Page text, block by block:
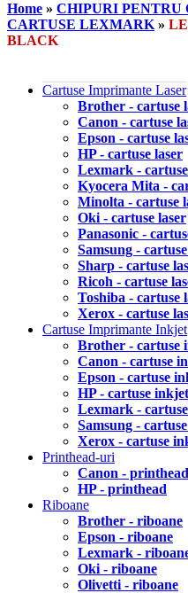
Home » CHIPURI PENTRU
CARTUSE LEXMARK »
BLACK
Cartuse Imprimante Laser
Brother - cartuse
Canon - cartuse
Epson - cartuse
HP - cartuse laser
Lexmark -
Kyocera Mita -
Minolta - cartuse
Oki - cartuse laser
Panasonic -
Samsung -
Sharp - cartuse
Ricoh - cartuse
Toshiba - cartuse
Xerox - cartuse
Cartuse Imprimante Inkjet
Brother - cartuse
Canon - cartuse
Epson - cartuse
HP - cartuse inkjet
Lexmark -
Samsung -
Xerox - cartuse
Printhead-uri
Canon - printhead
HP - printhead
Riboane
Brother - riboane
Epson - riboane
Lexmark -
Oki - riboane
Olivetti - riboane